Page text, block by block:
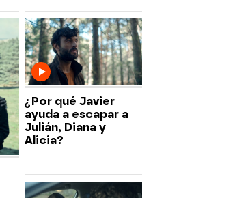
¿Por qué Javier
ayuda a escapar a
Julián, Diana y
Alicia?